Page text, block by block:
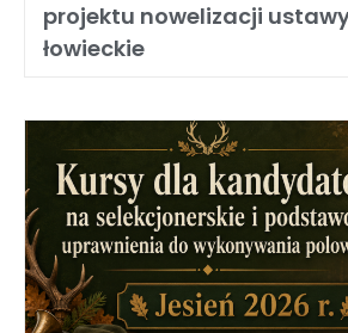
projektu nowelizacji
łowieckie